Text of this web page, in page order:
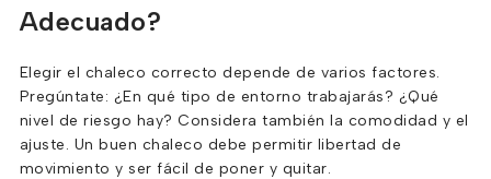
Adecuado?
Elegir el chaleco correcto depende de varios factores.
Pregúntate: ¿En qué tipo de entorno trabajarás? ¿Qué
nivel de riesgo hay? Considera también la comodidad y el
ajuste. Un buen chaleco debe permitir libertad de
movimiento y ser fácil de poner y quitar.